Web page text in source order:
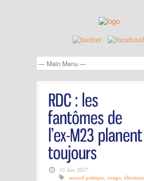
15 Jan 2017
accord poltique congo élections